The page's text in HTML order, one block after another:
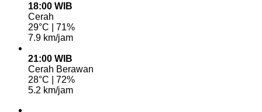
18:00 WIB
Cerah
29°C | 71%
7.9 km/jam
21:00 WIB
Cerah Berawan
28°C | 72%
5.2 km/jam